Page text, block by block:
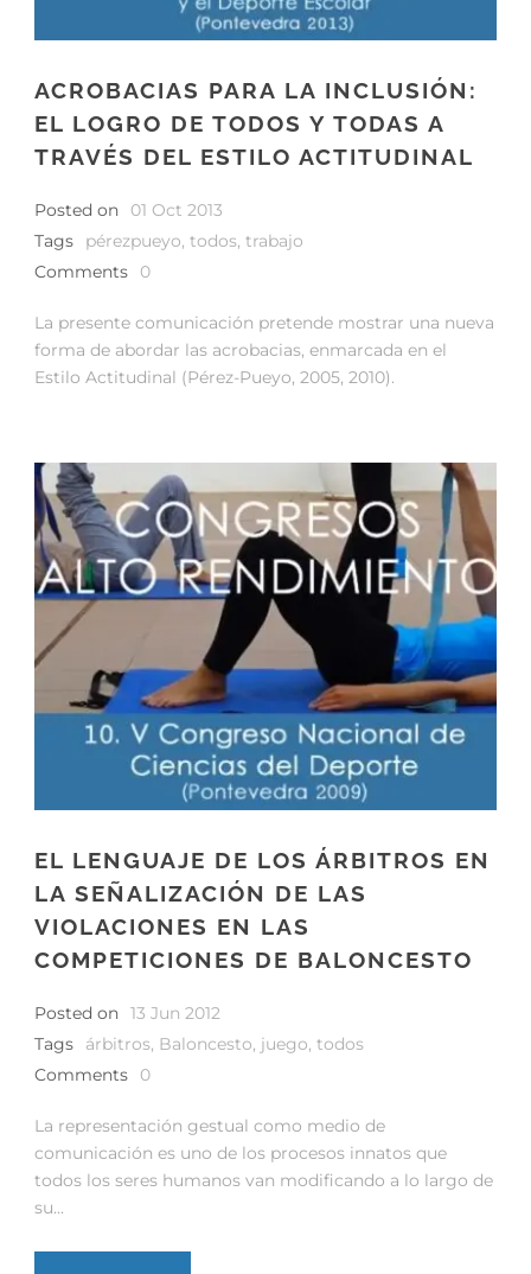
ACROBACIAS PARA LA INCLUSIÓN:
EL LOGRO DE TODOS Y TODAS A
TRAVÉS DEL ESTILO ACTITUDINAL
Posted on
01 Oct 2013
Tags
pérezpueyo, todos, trabajo
Comments
0
La presente comunicación pretende mostrar una nueva
forma de abordar las acrobacias, enmarcada en el
Estilo Actitudinal (Pérez-Pueyo, 2005, 2010).
EL LENGUAJE DE LOS ÁRBITROS EN
LA SEÑALIZACIÓN DE LAS
VIOLACIONES EN LAS
COMPETICIONES DE BALONCESTO
Posted on 13 Jun 2012
Tags
árbitros, Baloncesto, juego, todos
Comments
0
La representación gestual como medio de
comunicación es uno de los procesos innatos que
todos los seres humanos van modificando a lo largo de
su...